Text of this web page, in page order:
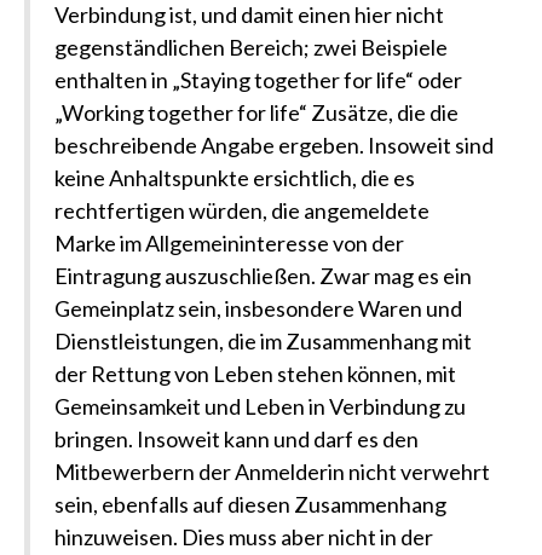
Verbindung ist, und damit einen hier nicht
gegenständlichen Bereich; zwei Beispiele
enthalten in „Staying together for life“ oder
„Working together for life“ Zusätze, die die
beschreibende Angabe ergeben. Insoweit sind
keine Anhaltspunkte ersichtlich, die es
rechtfertigen würden, die angemeldete
Marke im Allgemeininteresse von der
Eintragung auszuschließen. Zwar mag es ein
Gemeinplatz sein, insbesondere Waren und
Dienstleistungen, die im Zusammenhang mit
der Rettung von Leben stehen können, mit
Gemeinsamkeit und Leben in Verbindung zu
bringen. Insoweit kann und darf es den
Mitbewerbern der Anmelderin nicht verwehrt
sein, ebenfalls auf diesen Zusammenhang
hinzuweisen. Dies muss aber nicht in der